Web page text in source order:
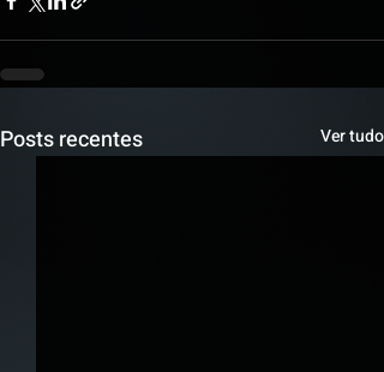
Posts recentes Ver tudo